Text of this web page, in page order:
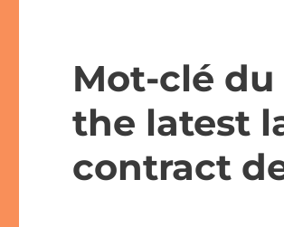
Mot-clé du
the latest
contract